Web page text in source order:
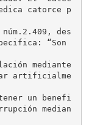
catorce p
des
“Son
mediante
artificialme
un benefi
median